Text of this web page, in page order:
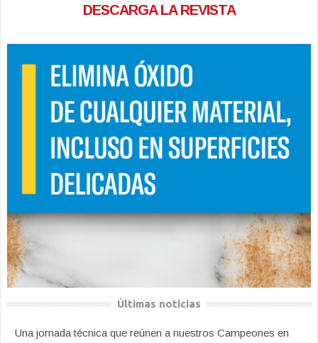
DESCARGA LA REVISTA
Últimas noticias
Una jornada técnica que reúnen a nuestros Campeones en